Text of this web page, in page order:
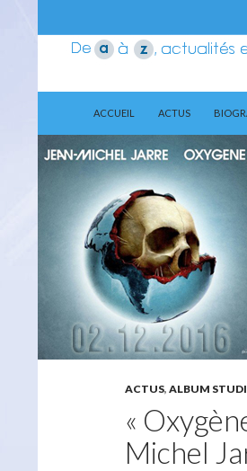
Aerozone JMJ
ACCUEIL
ACTUS
ACTUS, ALBUM
«
Michel